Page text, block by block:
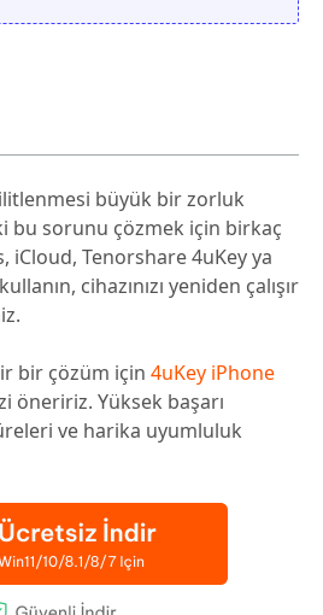
büyük bir zorluk
bu sorunu çözmek için birkaç
iCloud, Tenorshare 4uKey ya
cihazınızı yeniden çalışır
bir çözüm için 4uKey iPhone
öneririz. Yüksek başarı
ve harika uyumluluk